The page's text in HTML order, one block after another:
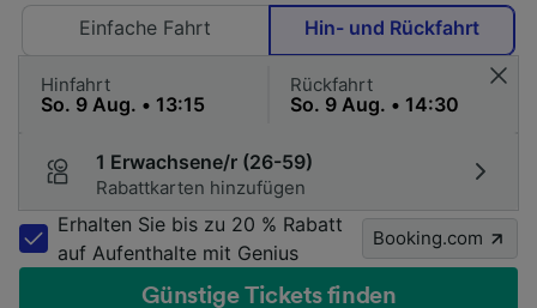
Einfache Fahrt
Hin- und Rückfahrt
Hinfahrt Rückfahrt
1 Erwachsene/r (26-59)
Rabattkarten hinzufügen
Erhalten Sie bis zu 20 % Rabatt
auf Aufenthalte mit Genius
Booking.com
Günstige Tickets finden